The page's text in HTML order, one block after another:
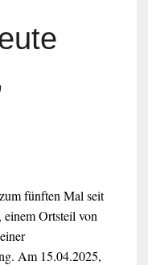
fünften Mal seit
Ortsteil von
Am 15.04.2025,